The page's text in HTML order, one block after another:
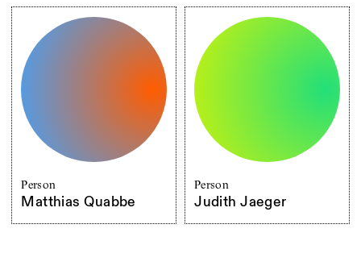
Person
Matthias Quabbe
Person
Judith Jaeger